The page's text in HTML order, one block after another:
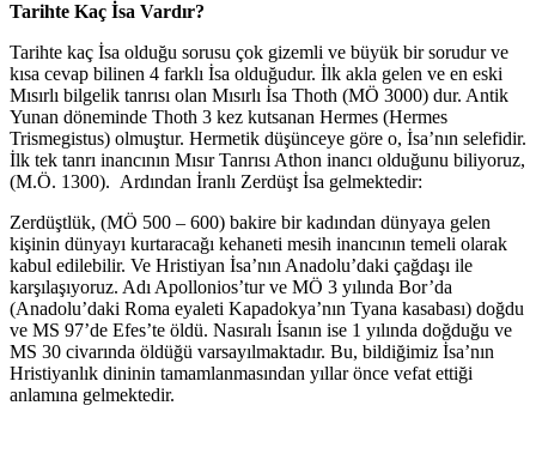
Tarihte Kaç İsa Vardır?
Tarihte kaç İsa olduğu sorusu çok gizemli ve büyük bir sorudur ve
kısa cevap bilinen 4 farklı İsa olduğudur. İlk akla gelen ve en eski
Mısırlı bilgelik tanrısı olan Mısırlı İsa Thoth (MÖ 3000) dur. Antik
Yunan döneminde Thoth 3 kez kutsanan Hermes (Hermes
Trismegistus) olmuştur. Hermetik düşünceye göre o, İsa’nın selefidir.
İlk tek tanrı inancının Mısır Tanrısı Athon inancı olduğunu biliyoruz,
(M.Ö. 1300). Ardından İranlı Zerdüşt İsa gelmektedir:
Zerdüştlük, (MÖ 500 – 600) bakire bir kadından dünyaya gelen
kişinin dünyayı kurtaracağı kehaneti mesih inancının temeli olarak
kabul edilebilir. Ve Hristiyan İsa’nın Anadolu’daki çağdaşı ile
karşılaşıyoruz. Adı Apollonios’tur ve MÖ 3 yılında Bor’da
(Anadolu’daki Roma eyaleti Kapadokya’nın Tyana kasabası) doğdu
ve MS 97’de Efes’te öldü. Nasıralı İsanın ise 1 yılında doğduğu ve
MS 30 civarında öldüğü varsayılmaktadır. Bu, bildiğimiz İsa’nın
Hristiyanlık dininin tamamlanmasından yıllar önce vefat ettiği
anlamına gelmektedir.